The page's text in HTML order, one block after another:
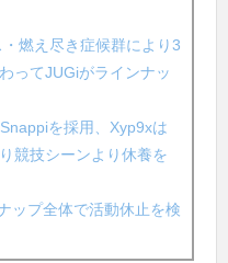
燃え尽き症候群により3
ってJUGiがラインナッ
を採用、Xyp9xは
競技シーンより休養を
ップ全体で活動休止を検